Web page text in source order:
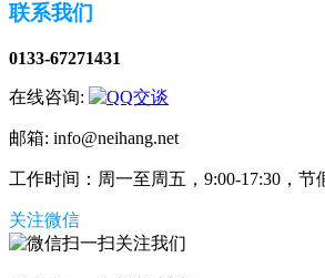
联系我们
0133-67271431
在线咨询:
邮箱: info@neihang.net
工作时间：周一至周五，9:00-17:30，节
关注微信